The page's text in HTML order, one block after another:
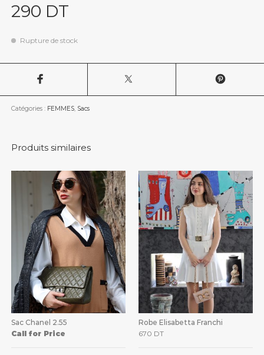
290 DT
Rupture de stock
Catégories : FEMMES, Sacs
Produits similaires
Sac Chanel 2.55
Call for Price
Robe Elisabetta Franchi
670 DT